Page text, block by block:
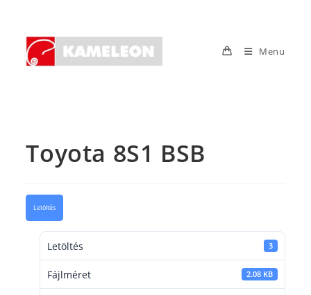
content
Menu
Toyota 8S1 BSB
Letöltés
Letöltés 3
Fájlméret 2.08 KB